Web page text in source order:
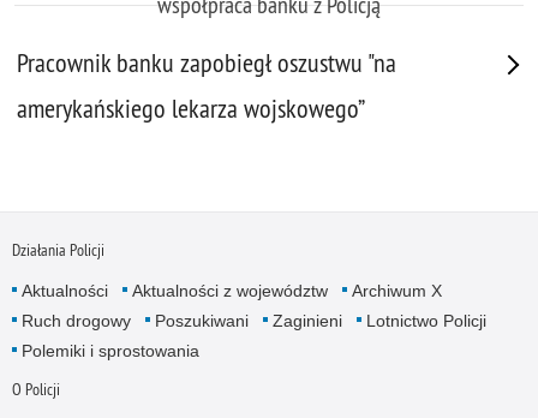
Pracownik banku zapobiegł oszustwu "na
amerykańskiego lekarza wojskowego”
Działania Policji
Aktualności Aktualności z województw
Archiwum X
Ruch drogowy
Poszukiwani Zaginieni
Lotnictwo Policji
Polemiki i sprostowania
O Policji